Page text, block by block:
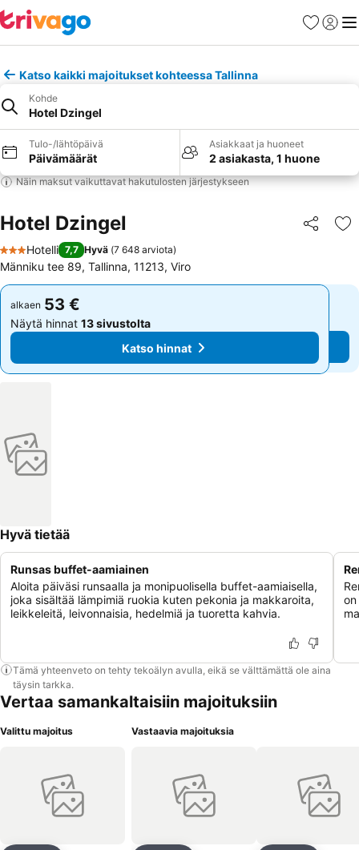
Suosikit
Katso kaikki majoitukset kohteessa Tallinna
Kohde
Hotel Dzingel
Tulo-/lähtöpäivä
Päivämäärät
Asiakkaat ja huoneet
2 asiakasta, 1 huone
Näin maksut vaikuttavat hakutulosten järjestykseen
Hotel Dzingel Jaa
3 Tähtiluokitus
Hotelli 7,7 Hyvä (7 648 arviota)
Männiku tee 89, Tallinna, 11213, Viro
alkaen 53 €
Näytä hinnat 13 sivustolta
Katso hinnat
alkaen 53 €
Näytä hinnat 13 sivustolta
Katso hinnat
Hyvä tietää
Runsas buffet-aamiainen
Aloita päiväsi runsaalla ja monipuolisella buffet-aamiaisella,
joka sisältää lämpimiä ruokia kuten pekonia ja makkaroita,
leikkeleitä, leivonnaisia, hedelmiä ja tuoretta kahvia.
Tämä yhteenveto on tehty tekoälyn avulla, eikä se välttämättä ole aina
täysin tarkka.
Vertaa samankaltaisiin majoituksiin
Valittu majoitus Vastaavia majoituksia